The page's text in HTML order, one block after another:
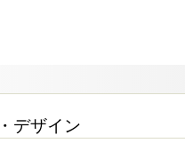
デザイン